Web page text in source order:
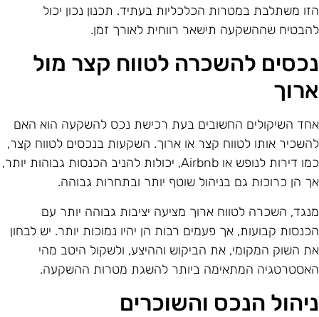
משתלבת במטרות הכלכליות בעתיד. תכנון נכון יכול
שההשקעה תישאר רווחית לאורך זמן.
להשכרה לטווח קצר מול
השיקולים החשובים בעת רכישת נכס להשקעה הוא האם
אותו לטווח קצר או ארוך. השקעות בנכסים לטווח קצר,
כמו דירות לנופש או Airbnb, יכולות להניב הכנסות גבוהות יותר,
הן כרוכות גם בניהול שוטף יותר ובתחרות גבוהה.
השכרה לטווח ארוך מציעה יציבות גבוהה יותר עם
קבועות, אך פעמים רבות הן יהיו נמוכות יותר. יש לבחון
השוק המקומי, את הביקוש וההיצע, ולשקול היטב מהי
המתאימה ביותר להשגת מטרות ההשקעה.
הנכס והשוכרים